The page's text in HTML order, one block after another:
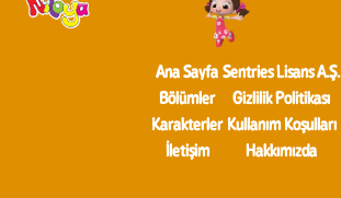
Ana Sayfa
Bölümler
Karakterler
İletişim
Sentries Lisans A.Ş.
Gizlilik Politikası
Kullanım Koşulları
Hakkımızda